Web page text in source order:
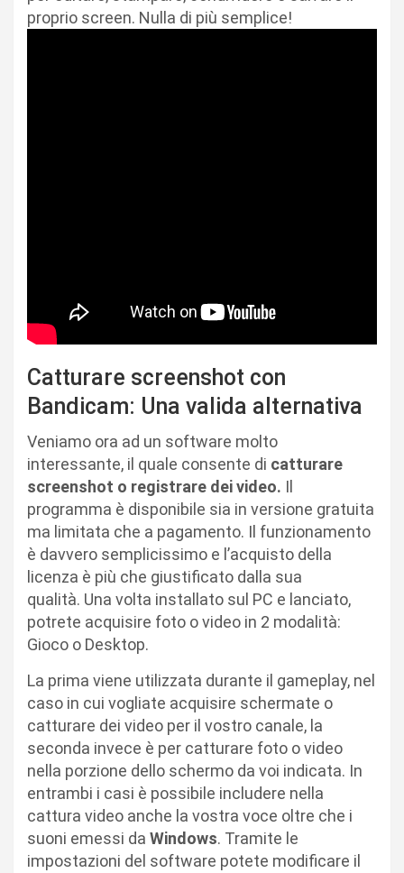
proprio screen. Nulla di più semplice!
Catturare screenshot con
Bandicam: Una valida alternativa
Veniamo ora ad un software molto
interessante, il quale consente di catturare
screenshot o registrare dei video. Il
programma è disponibile sia in versione gratuita
ma limitata che a pagamento. Il funzionamento
è davvero semplicissimo e l’acquisto della
licenza è più che giustificato dalla sua
qualità. Una volta installato sul PC e lanciato,
potrete acquisire foto o video in 2 modalità:
Gioco o Desktop.
La prima viene utilizzata durante il gameplay, nel
caso in cui vogliate acquisire schermate o
catturare dei video per il vostro canale, la
seconda invece è per catturare foto o video
nella porzione dello schermo da voi indicata. In
entrambi i casi è possibile includere nella
cattura video anche la vostra voce oltre che i
suoni emessi da Windows. Tramite le
impostazioni del software potete modificare il